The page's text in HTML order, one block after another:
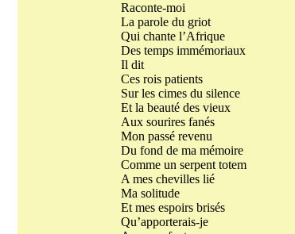
Raconte-moi
La parole du griot
Qui chante l’Afrique
Des temps immémoriaux
Il dit
Ces rois patients
Sur les cimes du silence
Et la beauté des vieux
Aux sourires fanés
Mon passé revenu
Du fond de ma mémoire
Comme un serpent totem
A mes chevilles lié
Ma solitude
Et mes espoirs brisés
Qu’apporterais-je